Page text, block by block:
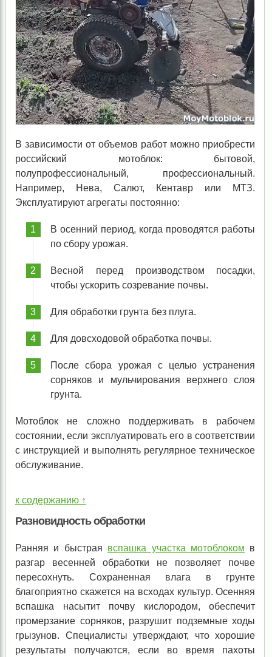
В зависимости от объемов работ можно приобрести
российский мотоблок: бытовой,
полупрофессиональный, профессиональный.
Например, Нева, Салют, Кентавр или МТЗ.
Эксплуатируют агрегаты постоянно:
В осенний период, когда проводятся работы
по сбору урожая.
Весной перед производством посадки,
чтобы ускорить созревание почвы.
Для обработки грунта без плуга.
Для довсходовой обработка почвы.
После сбора урожая с целью устранения
сорняков и мульчирования верхнего слоя
грунта.
Мотоблок не сложно поддерживать в рабочем
состоянии, если эксплуатировать его в соответствии
с инструкцией и выполнять регулярное техническое
обслуживание.
к содержанию ↑
Разновидность обработки
Ранняя и быстрая вспашка участка мотоблоком в
разгар весенней обработки не позволяет почве
пересохнуть. Сохраненная влага в грунте
благоприятно скажется на всходах культур. Осенняя
вспашка насытит почву кислородом, обеспечит
промерзание сорняков, разрушит подземные ходы
грызунов. Специалисты утверждают, что хорошие
результаты получаются, если во время пахоты